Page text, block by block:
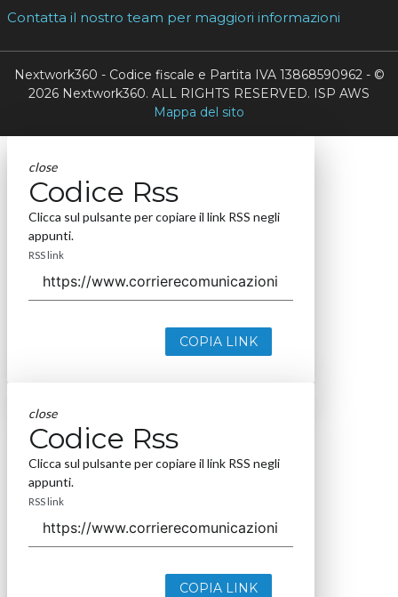
Contatta il nostro team per maggiori informazioni
Nextwork360 - Codice fiscale e Partita IVA 13868590962 - ©
2026 Nextwork360. ALL RIGHTS RESERVED. ISP AWS
Mappa del sito
close
Codice Rss
Clicca sul pulsante per copiare il link RSS negli
appunti.
RSS link
COPIA LINK
close
Codice Rss
Clicca sul pulsante per copiare il link RSS negli
appunti.
RSS link
COPIA LINK